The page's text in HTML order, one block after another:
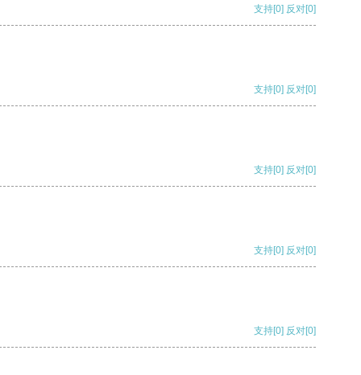
支持[0] 反对[0]
支持[0] 反对[0]
支持[0] 反对[0]
支持[0] 反对[0]
支持[0] 反对[0]